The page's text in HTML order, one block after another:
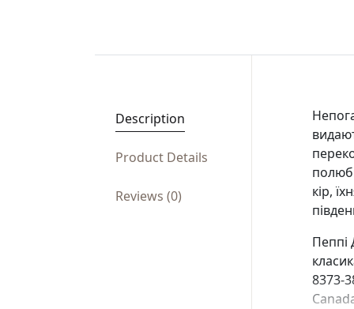
Description
Product Details
Reviews (0)
кір,
Пеппі
8373-